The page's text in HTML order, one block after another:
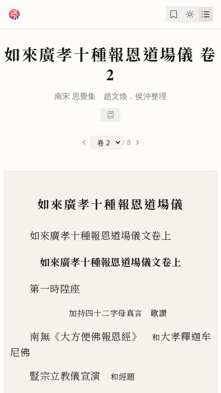
如來廣孝十種報恩道場儀 卷
2
南宋 思覺集 趙文煥 ． 侯沖整理
/ 8
如來廣孝十種報恩道場儀
如來廣孝十種報恩道場儀文卷上
如來廣孝十種報恩道場儀文卷上
第一時陞座
加持四十二字母真言 歌讚
南無 《大方便佛報恩經》 和大孝釋迦牟
尼佛
豎宗立教儀宣演 和經題